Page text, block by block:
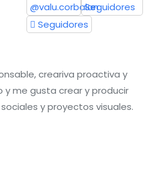
@valu.corbalanSeguidores
Seguidores
creariva proactiva y
y me gusta crear y producir
y proyectos visuales.